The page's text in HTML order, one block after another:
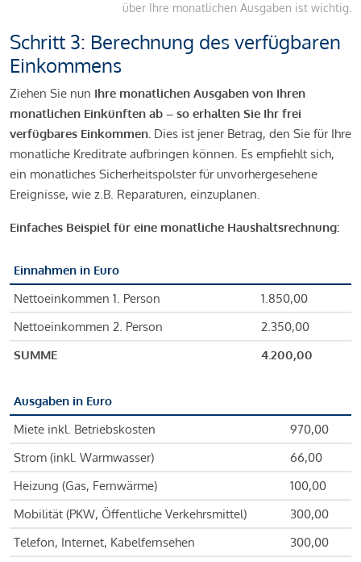
über Ihre monatlichen Ausgaben ist wichtig.
Schritt 3: Berechnung des verfügbaren
Einkommens
Ziehen Sie nun Ihre monatlichen Ausgaben von Ihren
monatlichen Einkünften ab – so erhalten Sie Ihr frei
verfügbares Einkommen. Dies ist jener Betrag, den Sie für Ihre
monatliche Kreditrate aufbringen können. Es empfiehlt sich,
ein monatliches Sicherheitspolster für unvorhergesehene
Ereignisse, wie z.B. Reparaturen, einzuplanen.
Einfaches Beispiel für eine monatliche Haushaltsrechnung:
Einnahmen in Euro
Nettoeinkommen 1. Person
1.850,00
Nettoeinkommen 2. Person
2.350,00
SUMME
4.200,00
Ausgaben in Euro
Miete inkl. Betriebskosten
970,00
Strom (inkl. Warmwasser)
66,00
Heizung (Gas, Fernwärme)
100,00
Mobilität (PKW, Öffentliche Verkehrsmittel)
300,00
Telefon, Internet, Kabelfernsehen
300,00